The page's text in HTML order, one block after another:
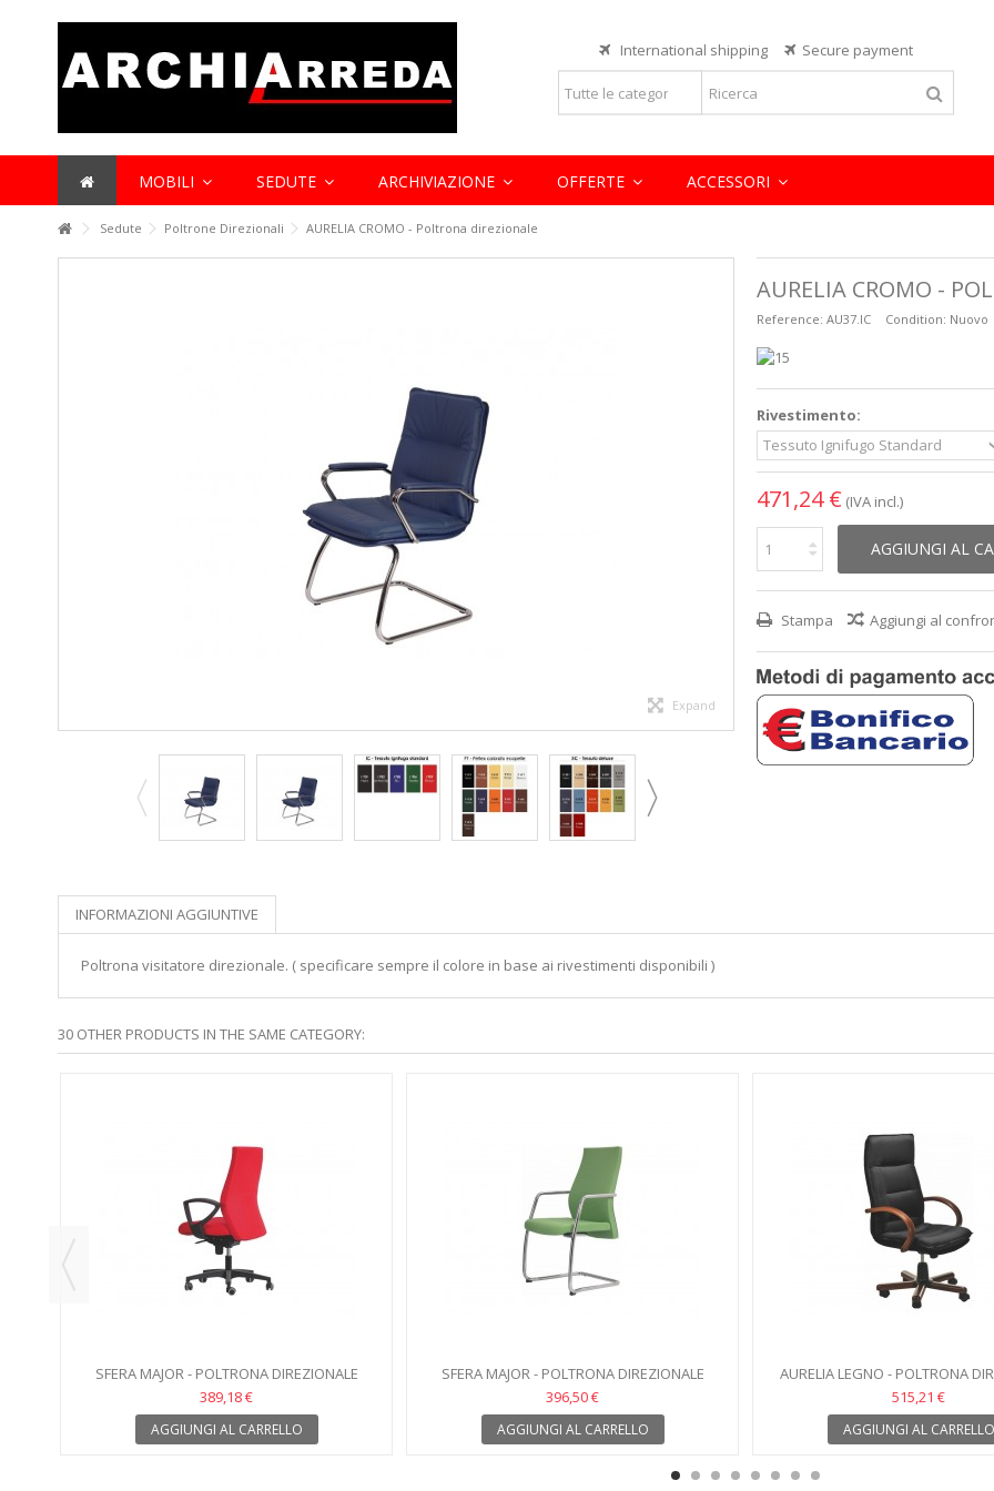
Lorem ipsum dolor sit amet
Lorem ipsum dolor sit amet, consectetur adipisicing elit, sed do eiusmod tempor incididunt ut labore
et dolore magna aliqua. Ut enim ad minim veniam, quis nostrud exercitation ullamco laboris nisi ut
aliquip ex ea commodo consequat.
Lorem ipsum dolor sit amet,
et dolore magna aliqua. Ut enim
aliquip ex ea commodo consequat.
International shipping Secure payment
MOBILI SEDUTE ARCHIVIAZIONE OFFERTE ACCESSORI
Sedute Poltrone Direzionali AURELIA CROMO - Poltrona direzionale
Expand
AURELIA CROMO -
Reference: AU37.IC Condition: Nuovo
Rivestimento:
471,24 € (IVA incl.)
AGGIUNGI AL
Stampa Aggiungi al
INFORMAZIONI AGGIUNTIVE
Poltrona visitatore direzionale. ( specificare sempre il colore in base ai rivestimenti disponibili )
30 OTHER PRODUCTS IN THE SAME CATEGORY:
SFERA MAJOR - POLTRONA DIREZIONALE
389,18 €
AGGIUNGI AL CARRELLO
SFERA MAJOR - POLTRONA DIREZIONALE
396,50 €
AGGIUNGI AL CARRELLO
AURELIA LEGNO - POLTRONA
515,21 €
AGGIUNGI AL CARRELLO